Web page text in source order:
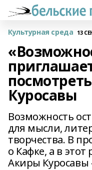
Культурная среда 13
Куросавы
Возможность
для мысли,
творчества. В
о Кафке, а в
Акиры Куросавы